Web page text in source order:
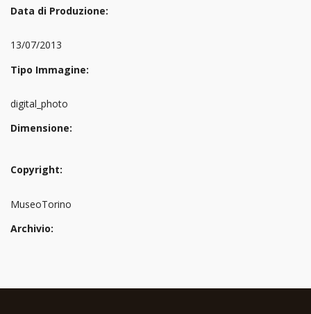
Data di Produzione:
13/07/2013
Tipo Immagine:
digital_photo
Dimensione:
Copyright:
MuseoTorino
Archivio: